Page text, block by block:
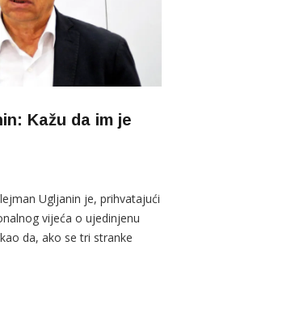
Kažu da im je
Ugljanin je, prihvatajući
vijeća o ujedinjenu
da, ako se tri stranke